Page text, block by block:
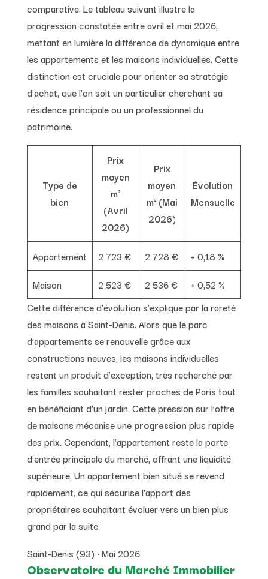
comparative. Le tableau suivant illustre la
progression constatée entre avril et mai 2026,
mettant en lumière la différence de dynamique entre
les appartements et les maisons individuelles. Cette
distinction est cruciale pour orienter sa stratégie
d’achat, que l’on soit un particulier cherchant sa
résidence principale ou un professionnel du
patrimoine.
Type de
bien
Prix
moyen
m²
(Avril
2026)
Prix
moyen
m² (Mai
2026)
Évolution
Mensuelle
Appartement 2 723 € 2 728 €
+ 0,18 %
Maison
2 523 € 2 536 €
+ 0,52 %
Cette différence d’évolution s’explique par la rareté
des maisons à Saint-Denis. Alors que le parc
d’appartements se renouvelle grâce aux
constructions neuves, les maisons individuelles
restent un produit d’exception, très recherché par
les familles souhaitant rester proches de Paris tout
en bénéficiant d’un jardin. Cette pression sur l’offre
de maisons mécanise une progression plus rapide
des prix. Cependant, l’appartement reste la porte
d’entrée principale du marché, offrant une liquidité
supérieure. Un appartement bien situé se revend
rapidement, ce qui sécurise l’apport des
propriétaires souhaitant évoluer vers un bien plus
grand par la suite.
Saint-Denis (93) • Mai 2026
Observatoire du Marché Immobilier